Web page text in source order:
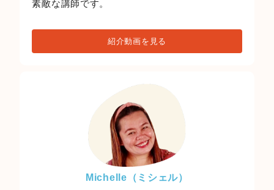
素敵な講師です。
紹介動画を見る
Michelle（ミシェル）